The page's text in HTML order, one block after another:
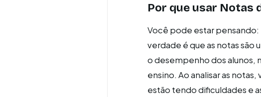
Por que usar Notas
Você pode estar pensando:
verdade é que as notas são
o desempenho dos alunos,
ensino. Ao analisar as
estão tendo dificuldades e